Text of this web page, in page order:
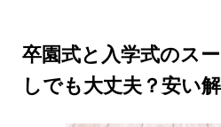
卒園式と入学式のス
しでも大丈夫？安い